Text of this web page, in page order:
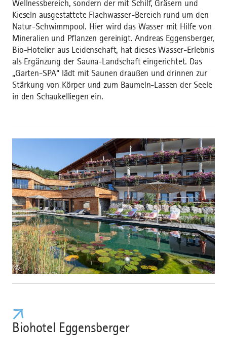
Wellnessbereich, sondern der mit Schilf, Gräsern und
Kieseln ausgestattete Flachwasser-Bereich rund um den
Natur-Schwimmpool. Hier wird das Wasser mit Hilfe von
Mineralien und Pflanzen gereinigt. Andreas Eggensberger,
Bio-Hotelier aus Leidenschaft, hat dieses Wasser-Erlebnis
als Ergänzung der Sauna-Landschaft eingerichtet. Das
„Garten-SPA“ lädt mit Saunen draußen und drinnen zur
Stärkung von Körper und zum Baumeln-Lassen der Seele
in den Schaukelliegen ein.
©
Biohotel Eggensberger